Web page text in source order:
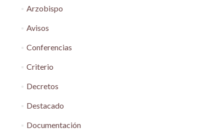
Arzobispo
Avisos
Conferencias
Criterio
Decretos
Destacado
Documentación